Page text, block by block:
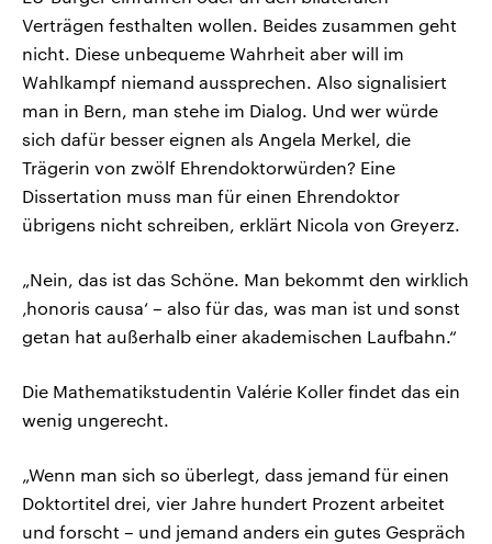
Verträgen festhalten wollen. Beides zusammen geht
nicht. Diese unbequeme Wahrheit aber will im
Wahlkampf niemand aussprechen. Also signalisiert
man in Bern, man stehe im Dialog. Und wer würde
sich dafür besser eignen als Angela Merkel, die
Trägerin von zwölf Ehrendoktorwürden? Eine
Dissertation muss man für einen Ehrendoktor
übrigens nicht schreiben, erklärt Nicola von Greyerz.
„Nein, das ist das Schöne. Man bekommt den wirklich
‚honoris causa‘ – also für das, was man ist und sonst
getan hat außerhalb einer akademischen Laufbahn.“
Die Mathematikstudentin Valérie Koller findet das ein
wenig ungerecht.
„Wenn man sich so überlegt, dass jemand für einen
Doktortitel drei, vier Jahre hundert Prozent arbeitet
und forscht – und jemand anders ein gutes Gespräch